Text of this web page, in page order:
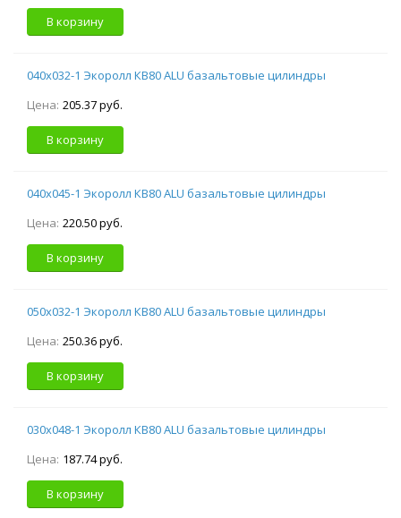
В корзину
040х032-1 Экоролл КВ80 ALU базальтовые цилиндры
Цена: 205.37 руб.
В корзину
040х045-1 Экоролл КВ80 ALU базальтовые цилиндры
Цена: 220.50 руб.
В корзину
050х032-1 Экоролл КВ80 ALU базальтовые цилиндры
Цена: 250.36 руб.
В корзину
030х048-1 Экоролл КВ80 ALU базальтовые цилиндры
Цена: 187.74 руб.
В корзину